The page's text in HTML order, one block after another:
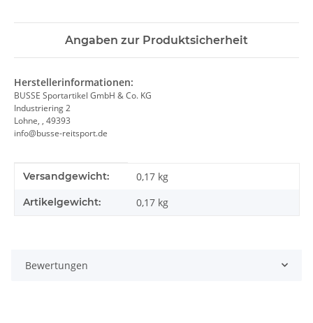
Angaben zur Produktsicherheit
Herstellerinformationen:
BUSSE Sportartikel GmbH & Co. KG
Industriering 2
Lohne, , 49393
info@busse-reitsport.de
Produkteigenschaft
Wert
Versandgewicht: 0,17 kg
Artikelgewicht: 0,17 kg
Bewertungen